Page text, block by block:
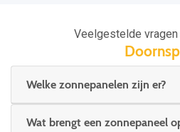
Veelgestelde
Welke zonnepanelen zijn er?
Wat brengt een zonnepaneel